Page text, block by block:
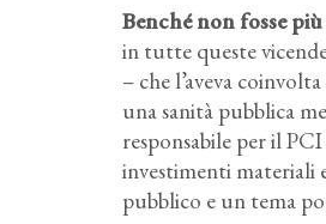
Benché non fosse
in tutte queste
– che l’aveva
una sanità pubblica
responsabile per il
investimenti materiali
pubblico e un tema